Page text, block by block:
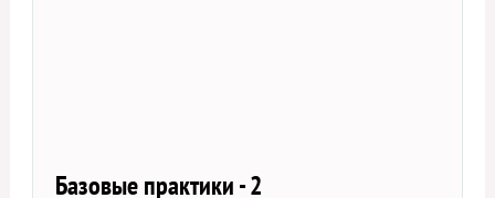
Базовые практики - 2